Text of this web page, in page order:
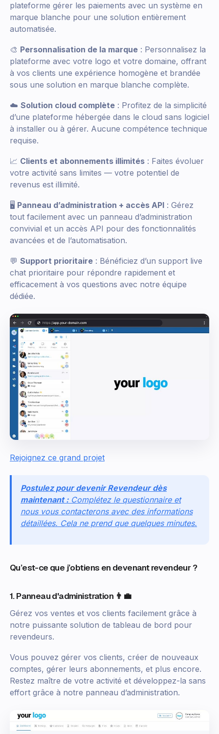
plateforme gérer les paiements avec un système en
marque blanche pour une solution entièrement
automatisée.
🎨 Personnalisation de la marque : Personnalisez la
plateforme avec votre logo et votre domaine, offrant
à vos clients une expérience homogène et brandée
sous une solution en marque blanche complète.
☁️ Solution cloud complète : Profitez de la simplicité
d’une plateforme hébergée dans le cloud sans logiciel
à installer ou à gérer. Aucune compétence technique
requise.
📈 Clients et abonnements illimités : Faites évoluer
votre activité sans limites — votre potentiel de
revenus est illimité.
🖥️ Panneau d’administration + accès API : Gérez
tout facilement avec un panneau d’administration
convivial et un accès API pour des fonctionnalités
avancées et de l’automatisation.
💬 Support prioritaire : Bénéficiez d’un support live
chat prioritaire pour répondre rapidement et
efficacement à vos questions avec notre équipe
dédiée.
Rejoignez ce grand projet
Postulez pour devenir Revendeur dès
maintenant :Complétez le questionnaire et
nous vous contacterons avec des informations
détaillées. Cela ne prend que quelques minutes.
Qu’est-ce que j’obtiens en devenant revendeur ?
1. Panneau d'administration 👨‍💼
Gérez vos ventes et vos clients facilement grâce à
notre puissante solution de tableau de bord pour
revendeurs.
Vous pouvez gérer vos clients, créer de nouveaux
comptes, gérer leurs abonnements, et plus encore.
Restez maître de votre activité et développez-la sans
effort grâce à notre panneau d’administration.